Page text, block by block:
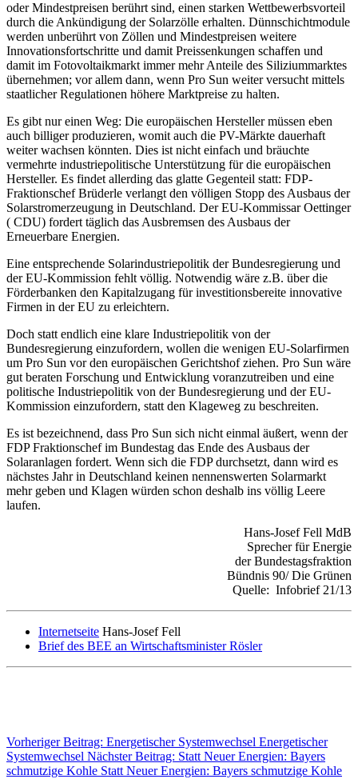
oder Mindestpreisen berührt sind, einen starken Wettbewerbsvorteil
durch die Ankündigung der Solarzölle erhalten. Dünnschichtmodule
werden unberührt von Zöllen und Mindestpreisen weitere
Innovationsfortschritte und damit Preissenkungen schaffen und
damit im Fotovoltaikmarkt immer mehr Anteile des Siliziummarktes
übernehmen; vor allem dann, wenn Pro Sun weiter versucht mittels
staatlicher Regulationen höhere Marktpreise zu halten.
Es gibt nur einen Weg: Die europäischen Hersteller müssen eben
auch billiger produzieren, womit auch die PV-Märkte dauerhaft
weiter wachsen könnten. Dies ist nicht einfach und bräuchte
vermehrte industriepolitische Unterstützung für die europäischen
Hersteller. Es findet allerding das glatte Gegenteil statt: FDP-
Fraktionschef Brüderle verlangt den völligen Stopp des Ausbaus der
Solarstromerzeugung in Deutschland. Der EU-Kommissar Oettinger
( CDU) fordert täglich das Ausbremsen des Ausbaus der
Erneuerbare Energien.
Eine entsprechende Solarindustriepolitik der Bundesregierung und
der EU-Kommission fehlt völlig. Notwendig wäre z.B. über die
Förderbanken den Kapitalzugang für investitionsbereite innovative
Firmen in der EU zu erleichtern.
Doch statt endlich eine klare Industriepolitik von der
Bundesregierung einzufordern, wollen die wenigen EU-Solarfirmen
um Pro Sun vor den europäischen Gerichtshof ziehen. Pro Sun wäre
gut beraten Forschung und Entwicklung voranzutreiben und eine
politische Industriepolitik von der Bundesregierung und der EU-
Kommission einzufordern, statt den Klageweg zu beschreiten.
Es ist bezeichnend, dass Pro Sun sich nicht einmal äußert, wenn der
FDP Fraktionschef im Bundestag das Ende des Ausbaus der
Solaranlagen fordert. Wenn sich die FDP durchsetzt, dann wird es
nächstes Jahr in Deutschland keinen nennenswerten Solarmarkt
mehr geben und Klagen würden schon deshalb ins völlig Leere
laufen.
Hans-Josef Fell MdB
Sprecher für Energie
der Bundestagsfraktion
Bündnis 90/ Die Grünen
Quelle: Infobrief 21/13
Internetseite Hans-Josef Fell
Brief des BEE an Wirtschaftsminister Rösler
Vorheriger Beitrag: Energetischer Systemwechsel Energetischer
Systemwechsel Nächster Beitrag: Statt Neuer Energien: Bayers
schmutzige Kohle Statt Neuer Energien: Bayers schmutzige Kohle